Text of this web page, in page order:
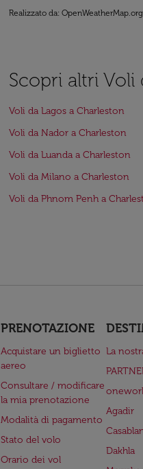
Realizzato da: OpenWeatherMap.org
Scopri altri Voli
Voli da Lagos a Charleston
Voli da Nador a Charleston
Voli da Luanda a Charleston
Voli da Milano a Charleston
Voli da Phnom Penh a
PRENOTAZIONE
Acquistare un biglietto
aereo
Consultare / modificare
la mia prenotazione
Modalità di pagamento
Stato del volo
Orario dei vol
La
Agadir
Dakhla